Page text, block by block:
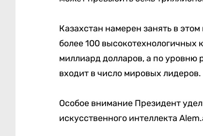
Казахстан намерен занять в
более 100 высокотехнологичных
миллиард долларов, а по уровню
входит в число мировых лидеров.
Особое внимание Президент
искусственного интеллекта